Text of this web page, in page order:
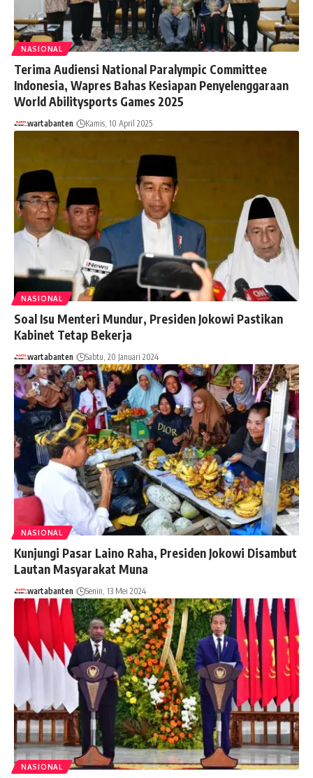
NASIONAL
Terima Audiensi National Paralympic Committee
Indonesia, Wapres Bahas Kesiapan Penyelenggaraan
World Abilitysports Games 2025
wartabanten Kamis, 10 April 2025
NASIONAL
Soal Isu Menteri Mundur, Presiden Jokowi Pastikan
Kabinet Tetap Bekerja
wartabanten Sabtu, 20 Januari 2024
NASIONAL
Kunjungi Pasar Laino Raha, Presiden Jokowi Disambut
Lautan Masyarakat Muna
wartabanten Senin, 13 Mei 2024
NASIONAL